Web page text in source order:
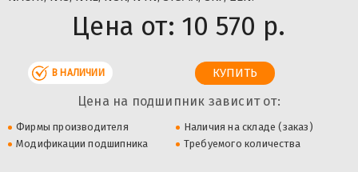
Цена от: 10 570 р.
В НАЛИЧИИ
Цена на подшипник зависит от:
Фирмы производителя
Наличия на складе (заказ)
Модификации подшипника
Требуемого количества